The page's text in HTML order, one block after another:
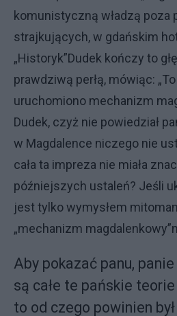
komunistyczną władzą poza
strajkujących, w gdańskim
„Historyk”Dudek kończy to
prawdziwą perłą, mówiąc:
uruchomiono mechanizm
Dudek, czyż nie powiedział
w Magdalence niczego nie
cała ta impreza nie miała
późniejszych ustaleń? Jeśli
jest tylko wymysłem
„mechanizm
Aby pokazać panu,
są całe te pańskie
to od czego powinien